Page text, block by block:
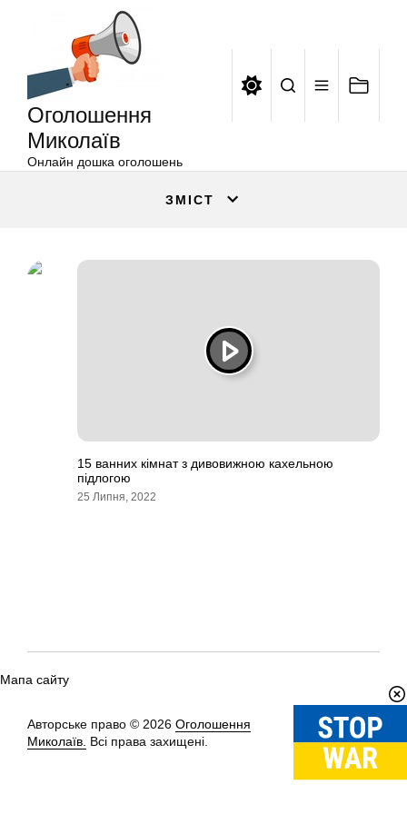
Оголошення
Миколаїв
Онлайн дошка оголошень
ЗМІСТ
15 ванних кімнат з дивовижною кахельною
підлогою
25 Липня, 2022
Мапа сайту
Авторське право © 2026 Оголошення
Миколаїв. Всі права захищені.
Вгору↑